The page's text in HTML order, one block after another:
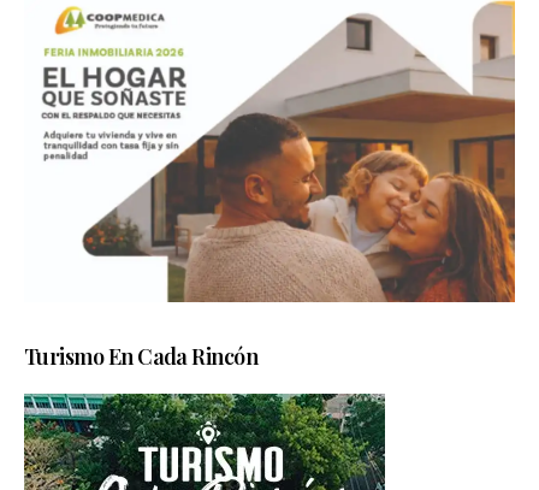
Turismo En Cada Rincón